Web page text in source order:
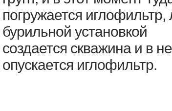
погружается иглофильтр,
бурильной установкой
создается скважина и в
опускается иглофильтр.